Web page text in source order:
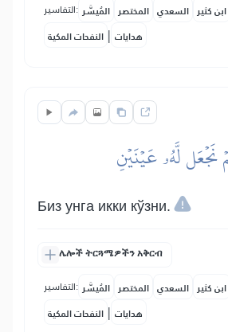
التفاسير: المُيسَّر المختصر السعدي ابن كثير
النفحات المكية | هدايات
نَجۡعَل لَّهُۥ عَيۡنَيۡنِ
Биз унга икки кўзни.
ሌሎች ትርጓሜዎችን አቅርብ
التفاسير: المُيسَّر المختصر السعدي ابن كثير
النفحات المكية | هدايات